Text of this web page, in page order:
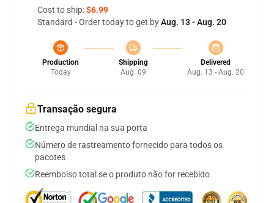
Cost to ship:$6.99
Standard - Order today to get byAug. 13 - Aug. 20
Production
Today
Shipping
Aug. 09
Delivered
Aug. 13 - Aug. 20
Transação segura
Entrega mundial na sua porta
Número de rastreamento fornecido para todos os
pacotes
Reembolso total se o produto não for recebido